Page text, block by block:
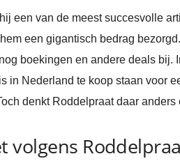
een van de meest succesvolle
een gigantisch bedrag
boekingen en andere deals bij.
in Nederland te koop staan voor
denkt Roddelpraat daar anders
volgens